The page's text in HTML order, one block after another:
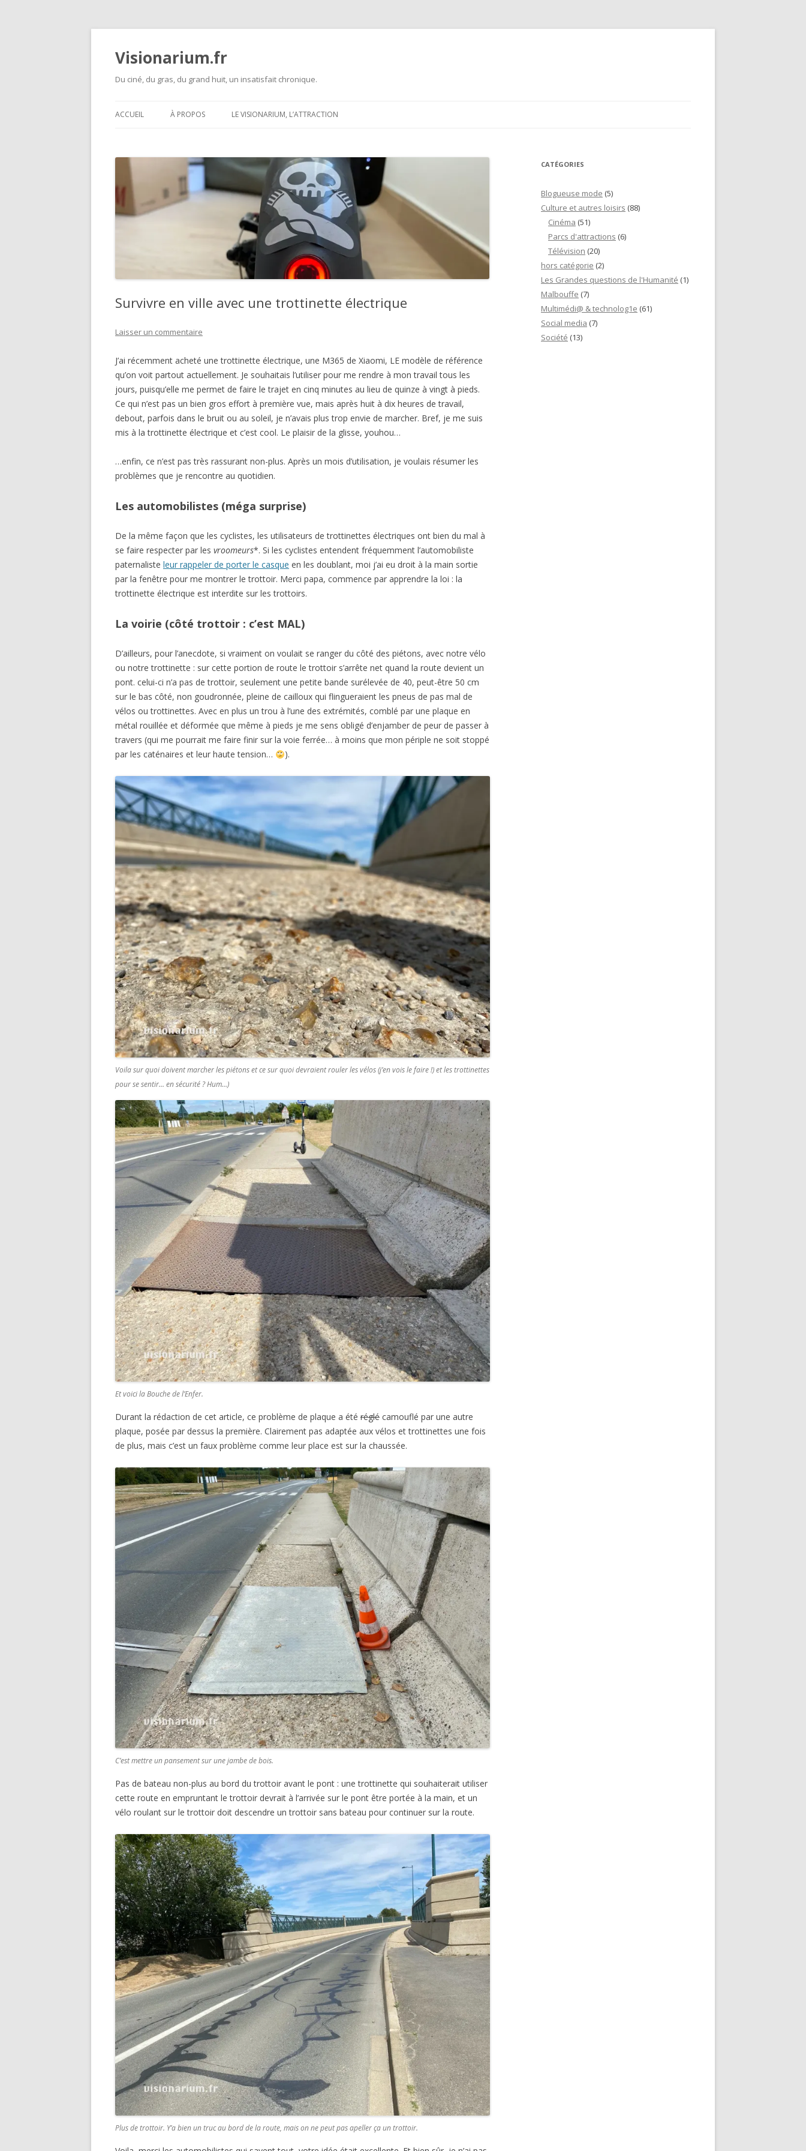
Visionarium.fr
Du ciné, du gras, du grand huit, un insatisfait chronique.
ACCUEIL À PROPOS LE VISIONARIUM, L’ATTRACTION
Survivre en ville avec une trottinette électrique
Laisser un commentaire
J’ai récemment acheté une trottinette électrique, une M365 de Xiaomi, LE modèle de référence
qu’on voit partout actuellement. Je souhaitais l’utiliser pour me rendre à mon travail tous les
jours, puisqu’elle me permet de faire le trajet en cinq minutes au lieu de quinze à vingt à pieds.
Ce qui n’est pas un bien gros effort à première vue, mais après huit à dix heures de travail,
debout, parfois dans le bruit ou au soleil, je n’avais plus trop envie de marcher. Bref, je me suis
mis à la trottinette électrique et c’est cool. Le plaisir de la glisse, youhou…
…enfin, ce n’est pas très rassurant non-plus. Après un mois d’utilisation, je voulais résumer les
problèmes que je rencontre au quotidien.
Les automobilistes (méga surprise)
De la même façon que les cyclistes, les utilisateurs de trottinettes électriques ont bien du mal à
se faire respecter par les vroomeurs*. Si les cyclistes entendent fréquemment l’automobiliste
paternaliste leur rappeler de porter le casque en les doublant, moi j’ai eu droit à la main sortie
par la fenêtre pour me montrer le trottoir. Merci papa, commence par apprendre la loi : la
trottinette électrique est interdite sur les trottoirs.
La voirie (côté trottoir : c’est MAL)
D’ailleurs, pour l’anecdote, si vraiment on voulait se ranger du côté des piétons, avec notre vélo
ou notre trottinette : sur cette portion de route le trottoir s’arrête net quand la route devient un
pont. celui-ci n’a pas de trottoir, seulement une petite bande surélevée de 40, peut-être 50 cm
sur le bas côté, non goudronnée, pleine de cailloux qui flingueraient les pneus de pas mal de
vélos ou trottinettes. Avec en plus un trou à l’une des extrémités, comblé par une plaque en
métal rouillée et déformée que même à pieds je me sens obligé d’enjamber de peur de passer à
travers (qui me pourrait me faire finir sur la voie ferrée… à moins que mon périple ne soit stoppé
par les caténaires et leur haute tension…
).
Voila sur quoi doivent marcher les piétons et ce sur quoi devraient rouler les vélos (j’en vois le faire !) et les trottinettes
pour se sentir… en sécurité ? Hum…)
Et voici la Bouche de l’Enfer.
Durant la rédaction de cet article, ce problème de plaque a été réglé camouflé par une autre
plaque, posée par dessus la première. Clairement pas adaptée aux vélos et trottinettes une fois
de plus, mais c’est un faux problème comme leur place est sur la chaussée.
C’est mettre un pansement sur une jambe de bois.
Pas de bateau non-plus au bord du trottoir avant le pont : une trottinette qui souhaiterait utiliser
cette route en empruntant le trottoir devrait à l’arrivée sur le pont être portée à la main, et un
vélo roulant sur le trottoir doit descendre un trottoir sans bateau pour continuer sur la route.
Plus de trottoir. Y’a bien un truc au bord de la route, mais on ne peut pas apeller ça un trottoir.
CATÉGORIES
Blogueuse mode (5)
Culture et autres loisirs (88)
Cinéma (51)
Parcs d'attractions (6)
Télévision (20)
hors catégorie (2)
Les Grandes questions de l'Humanité (1)
Malbouffe (7)
Multimédi@ & technolog1e (61)
Social media (7)
Société (13)